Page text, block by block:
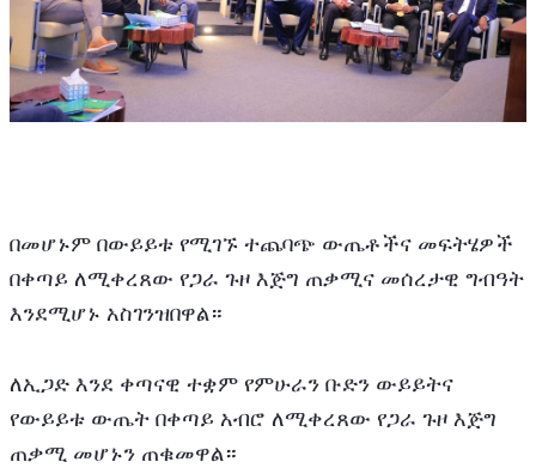
በመሆኑም በውይይቱ የሚገኙ ተጨባጭ ውጤቶችና መፍትሄዎች
በቀጣይ ለሚቀረጸው የጋራ ጉዞ እጅግ ጠቃሚና መሰረታዊ ግብዓት
እንደሚሆኑ አስገንዝበዋል።
ለኢጋድ እንደ ቀጣናዊ ተቋም የምሁራን ቡድን ውይይትና
የውይይቱ ውጤት በቀጣይ አብሮ ለሚቀረጸው የጋራ ጉዞ እጅግ
ጠቃሚ መሆኑን ጠቁመዋል።